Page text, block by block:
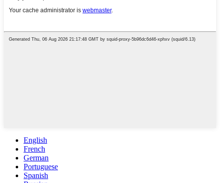
English
French
German
Portuguese
Spanish